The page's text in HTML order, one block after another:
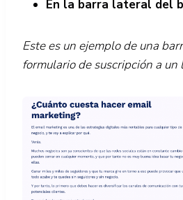
En la barra lateral del
Este es un ejemplo de una
formulario de suscripción a un